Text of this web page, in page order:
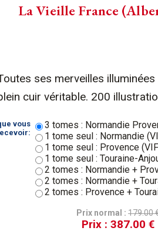
La Vieille France
ses merveilles
cuir véritable. 200
vous
3 tomes : Normandie
1 tome seul : Normandie
1 tome seul : Provence
1 tome seul : Touraine-
2 tomes : Normandie +
2 tomes : Normandie +
2 tomes : Provence +
Prix normal : 179.00
Prix : 387.00 €